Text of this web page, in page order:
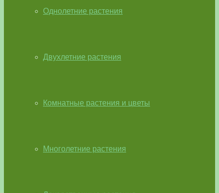
Однолетние растения
Двухлетние растения
Комнатные растения и цветы
Многолетние растения